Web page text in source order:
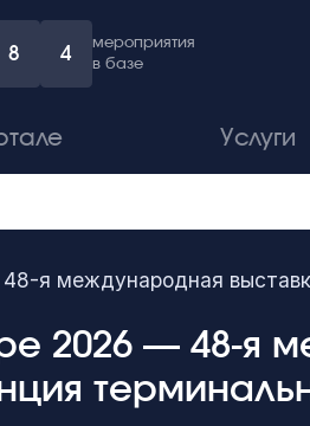
8 4
мероприятия
в базе
Услуги
я международная
2026 — 48-я